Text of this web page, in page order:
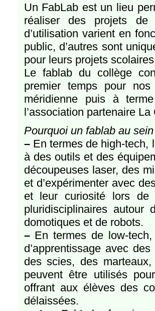
Un FabLab est un lieu
réaliser des projets de
d’utilisation varient en
public, d’autres sont
pour leurs projets
Le fablab du collège
premier temps pour
méridienne puis à
l’association partenaire
Pourquoi un fablab au
–En termes de high-tech,
à des outils et des
découpeuses laser, des
et d’expérimenter avec
et leur curiosité lors de
pluridisciplinaires
domotiques et de robots.
–En termes de low-tech,
d’apprentissage avec
des scies, des
peuvent être utilisés
offrant aux élèves des
délaissées.